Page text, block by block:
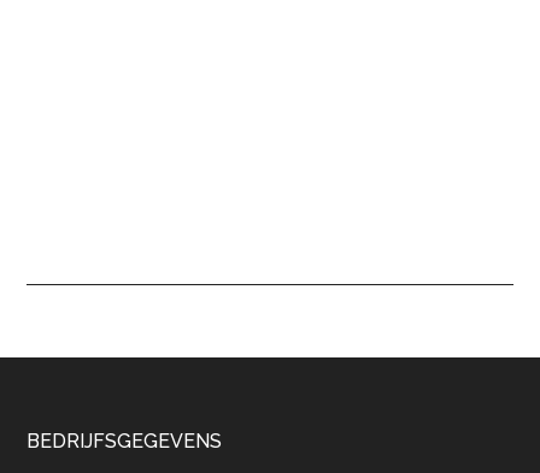
Footer
BEDRIJFSGEGEVENS